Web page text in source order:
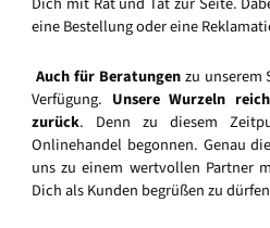
eine Bestellung oder eine
Auch für Beratungenzu unserem
Verfügung. Unsere Wurzeln
zurück. Denn zu diesem
Onlinehandel begonnen. Genau
uns zu einem wertvollen Partner
Dich als Kunden begrüßen zu